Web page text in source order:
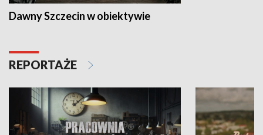
Dawny Szczecin w obiektywie
REPORTAŻE